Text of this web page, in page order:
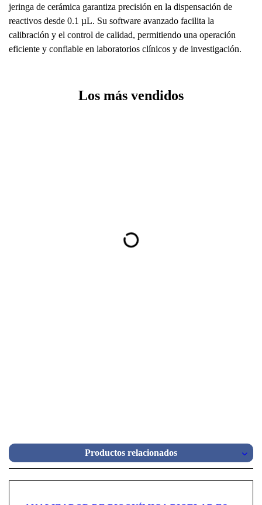
jeringa de cerámica garantiza precisión en la dispensación de
reactivos desde 0.1 µL. Su software avanzado facilita la
calibración y el control de calidad, permitiendo una operación
eficiente y confiable en laboratorios clínicos y de investigación.
Los más vendidos
Productos relacionados